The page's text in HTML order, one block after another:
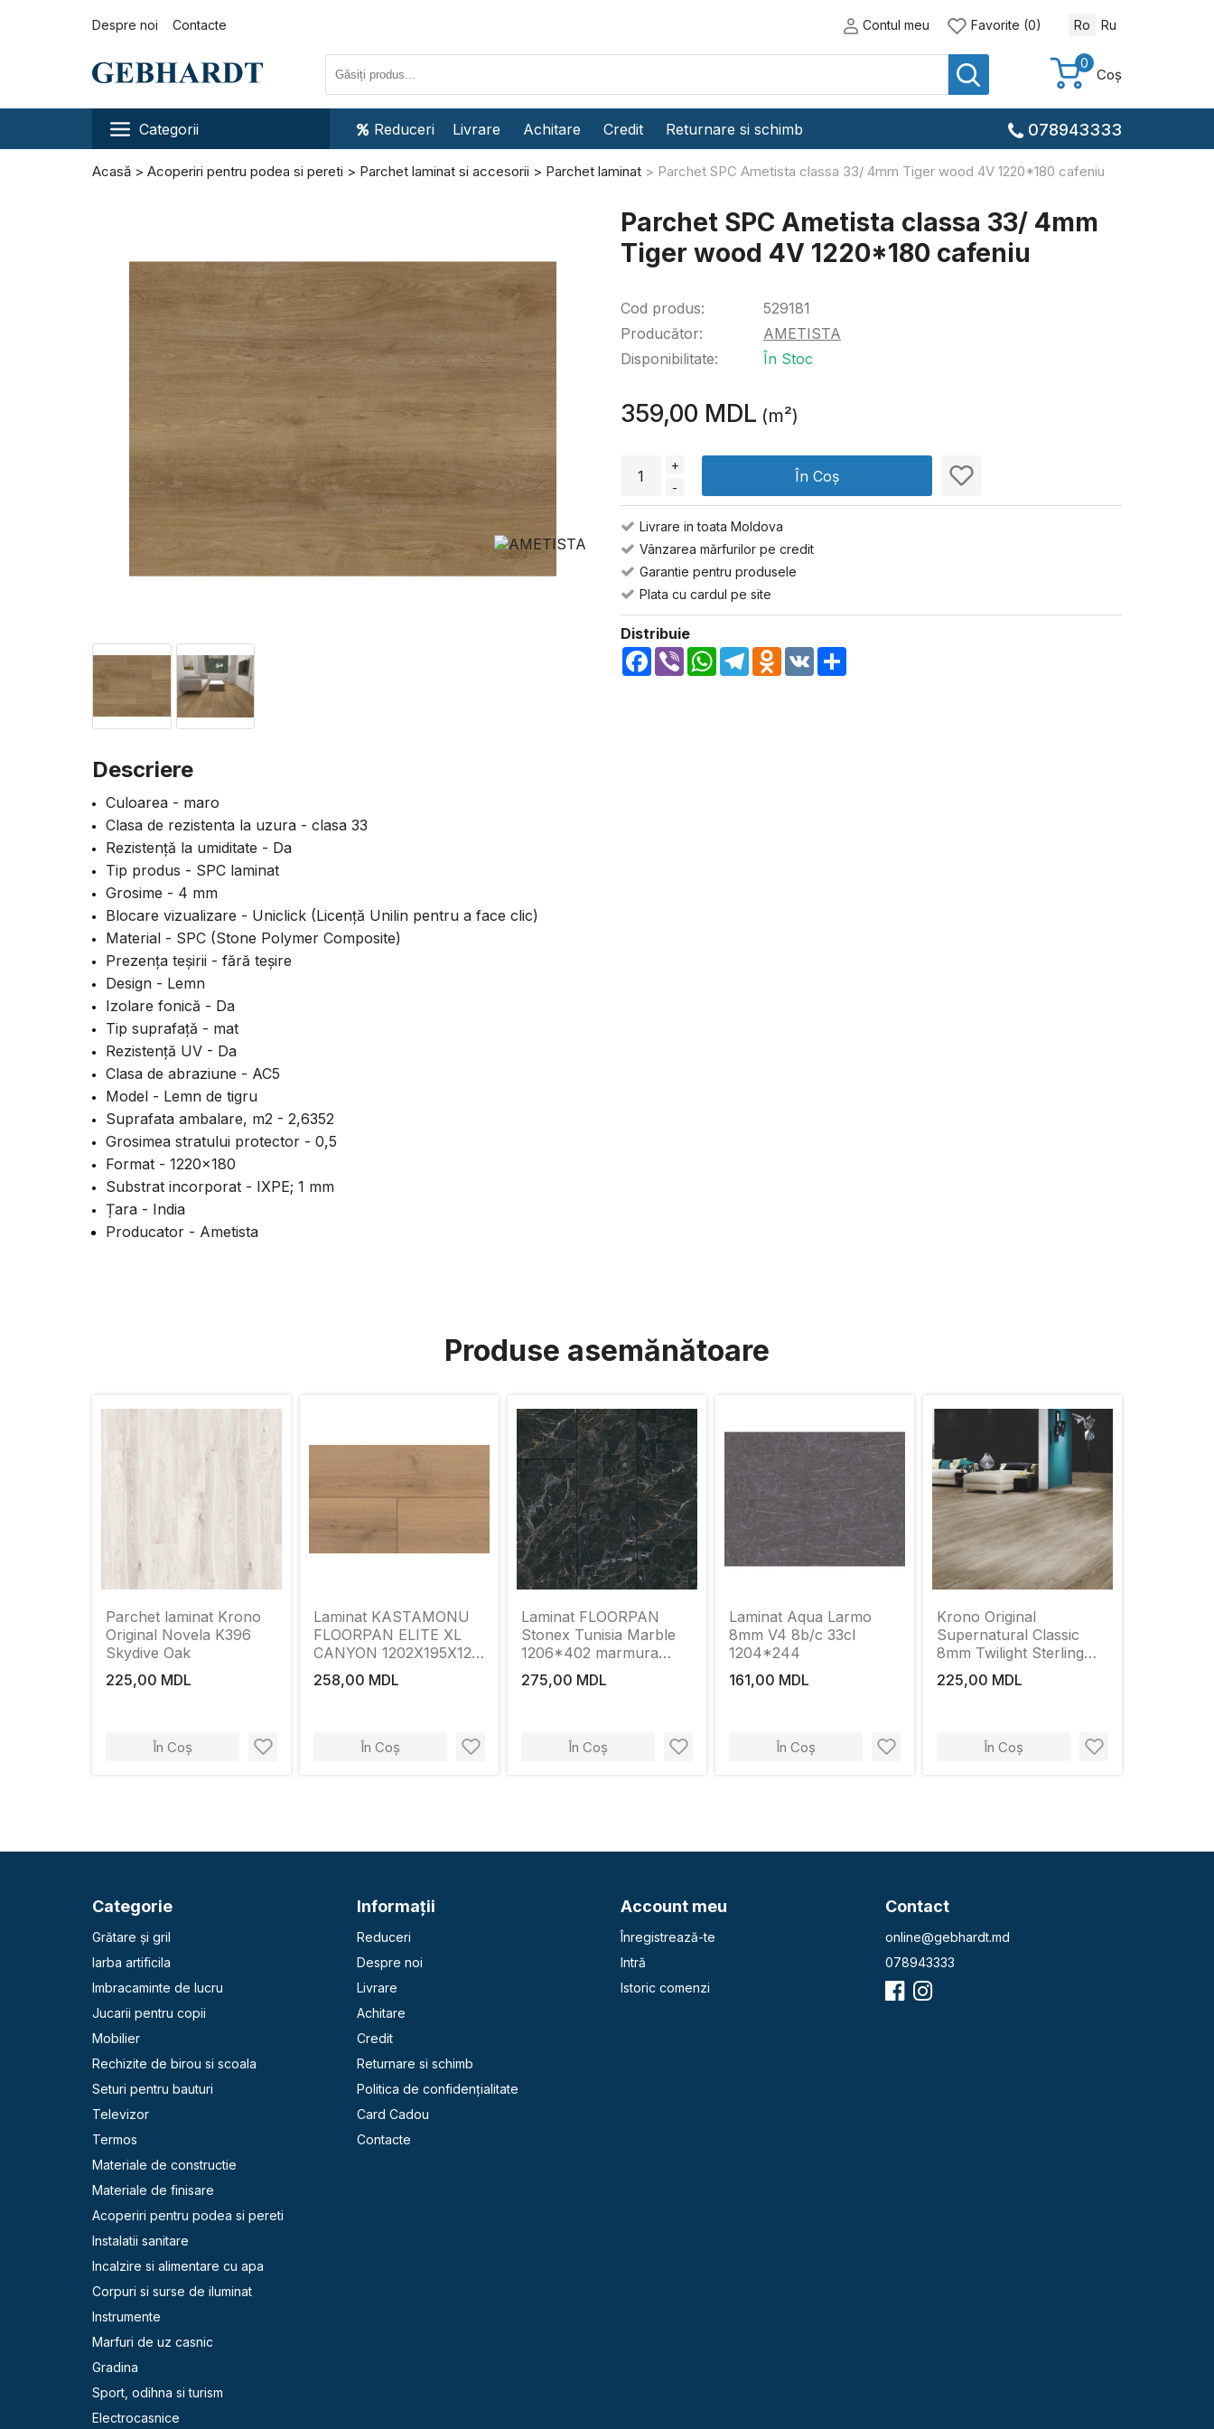
Despre noi Contacte Contul meu Favorite (0) Ro Ru
0
Coș
Categorii Reduceri Livrare Achitare Credit Returnare si schimb 078943333
Acasă Acoperiri pentru podea si pereti Parchet laminat si accesorii Parchet laminat Parchet SPC Ametista classa 33/ 4mm Tiger wood 4V 1220*180 cafeniu
Descriere
Culoarea - maro
Clasa de rezistenta la uzura - clasa 33
Rezistență la umiditate - Da
Tip produs - SPC laminat
Grosime - 4 mm
Blocare vizualizare - Uniclick (Licență Unilin pentru a face clic)
Material - SPC (Stone Polymer Composite)
Prezența teșirii - fără teșire
Design - Lemn
Izolare fonică - Da
Tip suprafață - mat
Rezistență UV - Da
Clasa de abraziune - AC5
Model - Lemn de tigru
Suprafata ambalare, m2 - 2,6352
Grosimea stratului protector - 0,5
Format - 1220x180
Substrat incorporat - IXPE; 1 mm
Țara - India
Producator - Ametista
Parchet SPC Ametista classa 33/ 4mm
Tiger wood 4V 1220*180 cafeniu
Cod produs:
Producător:
Disponibilitate:
529181
AMETISTA
În Stoc
359,00 MDL (m²)
+
-
În Coș
Livrare in toata Moldova
Vânzarea mărfurilor pe credit
Garantie pentru produsele
Plata cu cardul pe site
Distribuie
Facebook
Viber WhatsApp
TelegramOdnoklassniki
VK
Produse asemănătoare
Parchet laminat Krono
Original Novela K396
Skydive Oak
225,00 MDL
În Coș
Laminat KASTAMONU
FLOORPAN ELITE XL
CANYON 1202X195X12
Brun Cl.33
258,00 MDL
În Coș
Laminat FLOORPAN
Stonex Tunisia Marble
1206*402 marmura
tunisiana
275,00 MDL
În Coș
Laminat Aqua Larmo
8mm V4 8b/c 33cl
1204*244
161,00 MDL
În Coș
Krono Original
Supernatural Classic
8mm Twilight Sterling
Oak Embossed Laminate
Flooring (K482)
225,00 MDL
În Coș
Categorie
Grătare și gril
Iarba artificila
Imbracaminte de lucru
Jucarii pentru copii
Mobilier
Rechizite de birou si scoala
Seturi pentru bauturi
Televizor
Termos
Materiale de constructie
Materiale de finisare
Acoperiri pentru podea si pereti
Instalatii sanitare
Incalzire si alimentare cu apa
Corpuri si surse de iluminat
Instrumente
Marfuri de uz casnic
Gradina
Sport, odihna si turism
Electrocasnice
Informaţii
Reduceri
Despre noi
Livrare
Achitare
Credit
Returnare si schimb
Politica de confidențialitate
Card Cadou
Contacte
Account meu
Înregistrează-te
Intră
Istoric comenzi
Contact
online@gebhardt.md
078943333